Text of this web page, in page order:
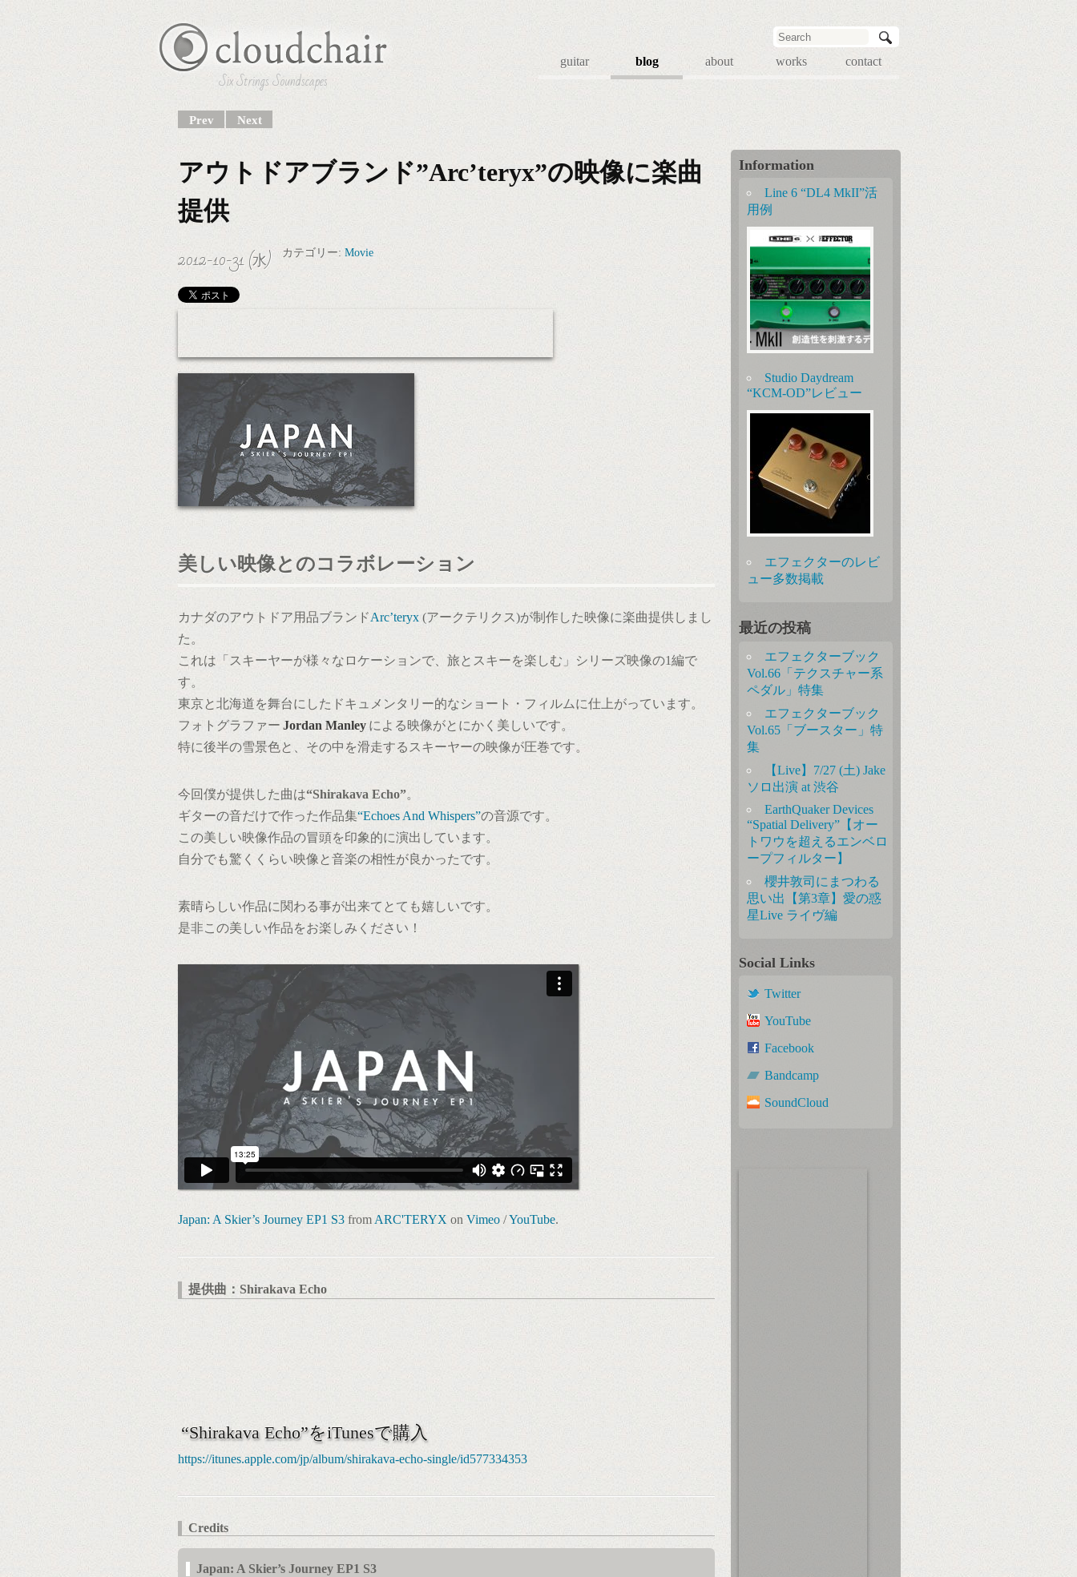
Six Strings Soundscapes
guitar blog about works contact
Prev Next
アウトドアブランド”Arc’teryx”の映像に楽曲
提供
2012-10-31 (水)
カテゴリー: Movie
美しい映像とのコラボレーション
カナダのアウトドア用品ブランドArc’teryx (アークテリクス)が制作した映像に楽曲提供しまし
た。
これは「スキーヤーが様々なロケーションで、旅とスキーを楽しむ」シリーズ映像の1編で
す。
東京と北海道を舞台にしたドキュメンタリー的なショート・フィルムに仕上がっています。
フォトグラファー Jordan Manley による映像がとにかく美しいです。
特に後半の雪景色と、その中を滑走するスキーヤーの映像が圧巻です。
今回僕が提供した曲は“Shirakava Echo”。
ギターの音だけで作った作品集“Echoes And Whispers”の音源です。
この美しい映像作品の冒頭を印象的に演出しています。
自分でも驚くくらい映像と音楽の相性が良かったです。
素晴らしい作品に関わる事が出来てとても嬉しいです。
是非この美しい作品をお楽しみください！
Japan: A Skier’s Journey EP1 S3 from ARC'TERYX on Vimeo /YouTube.
提供曲：Shirakava Echo
“Shirakava Echo”をiTunesで購入
https://itunes.apple.com/jp/album/shirakava-echo-single/id577334353
Credits
Japan: A Skier’s Journey EP1 S3
Information
Line 6 “DL4 MkII”活
用例
Studio Daydream
“KCM-OD”レビュー
エフェクターのレビ
ュー多数掲載
最近の投稿
エフェクターブック
Vol.66「テクスチャー系
ペダル」特集
エフェクターブック
Vol.65「ブースター」特
集
【Live】7/27 (土) Jake
ソロ出演 at 渋谷
EarthQuaker Devices
“Spatial Delivery”【オー
トワウを超えるエンベロ
ープフィルター】
櫻井敦司にまつわる
思い出【第3章】愛の惑
星Live ライヴ編
Social Links
Twitter
YouTube
Facebook
Bandcamp
SoundCloud